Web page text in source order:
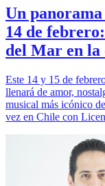
Un
14 de
del Mar en la
Este 14 y 15 de
llenará de amor,
musical más icónico
vez en Chile con